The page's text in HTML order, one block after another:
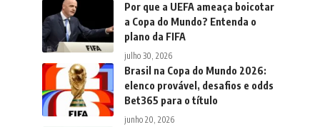
Por que a UEFA ameaça boicotar
a Copa do Mundo? Entenda o
plano da FIFA
julho 30, 2026
Brasil na Copa do Mundo 2026:
elenco provável, desafios e odds
Bet365 para o título
junho 20, 2026